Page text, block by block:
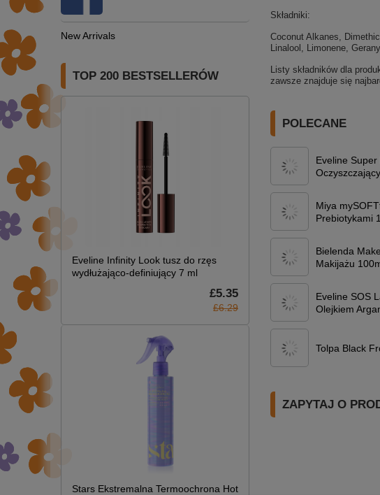
New Arrivals
TOP 200 BESTSELLERÓW
Eveline Infinity Look tusz do rzęs
wydłużająco-definiujący 7 ml
£5.35
£6.29
Stars Ekstremalna Termoochrona Hot
Składniki:
Coconut Alkanes,
Linalool, Limonene,
Listy składników dla
zawsze znajduje się
POLECANE
Eveline
Miya
Prebiotykami
Bielenda
Makijażu
Eveline SOS
Olejkiem
Tolpa Black
ZAPYTAJ O